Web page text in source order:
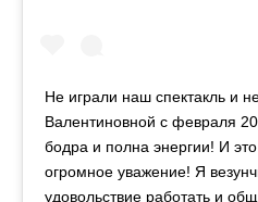
Не играли наш спектакль и
Валентиновной с февраля
бодра и полна энергии! И
огромное уважение! Я
удовольствие работать и